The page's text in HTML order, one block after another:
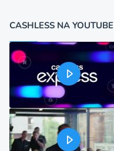
CASHLESS NA YOUTUBE